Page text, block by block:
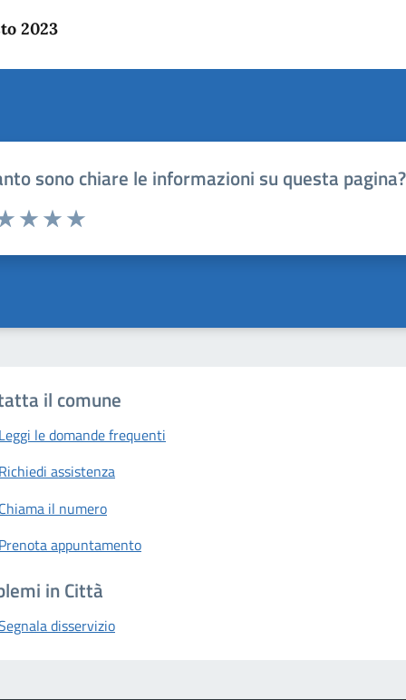
2023
sono chiare le informazioni su questa pagina?
1 a 5 stelle la pagina
il comune
Leggi le domande frequenti
Richiedi assistenza
Chiama il numero
Prenota appuntamento
in Città
disservizio